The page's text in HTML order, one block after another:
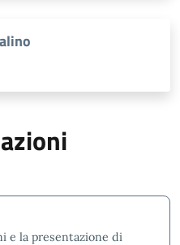
e la presentazione di